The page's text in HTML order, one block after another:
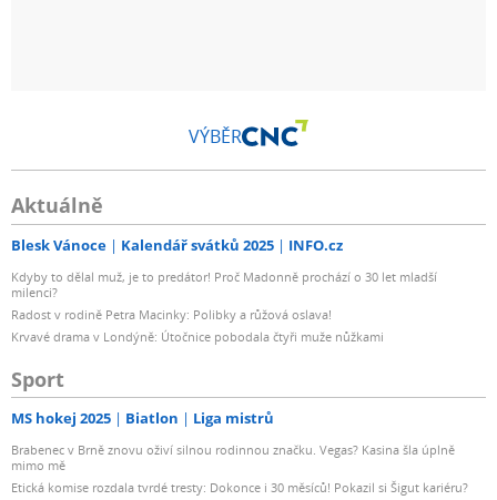
VÝBĚR
Aktuálně
Blesk Vánoce Kalendář svátků 2025 INFO.cz
Kdyby to dělal muž, je to predátor! Proč Madonně prochází o 30 let mladší
milenci?
Radost v rodině Petra Macinky: Polibky a růžová oslava!
Krvavé drama v Londýně: Útočnice pobodala čtyři muže nůžkami
Sport
MS hokej 2025 Biatlon Liga mistrů
Brabenec v Brně znovu oživí silnou rodinnou značku. Vegas? Kasina šla úplně
mimo mě
Etická komise rozdala tvrdé tresty: Dokonce i 30 měsíců! Pokazil si Šigut kariéru?